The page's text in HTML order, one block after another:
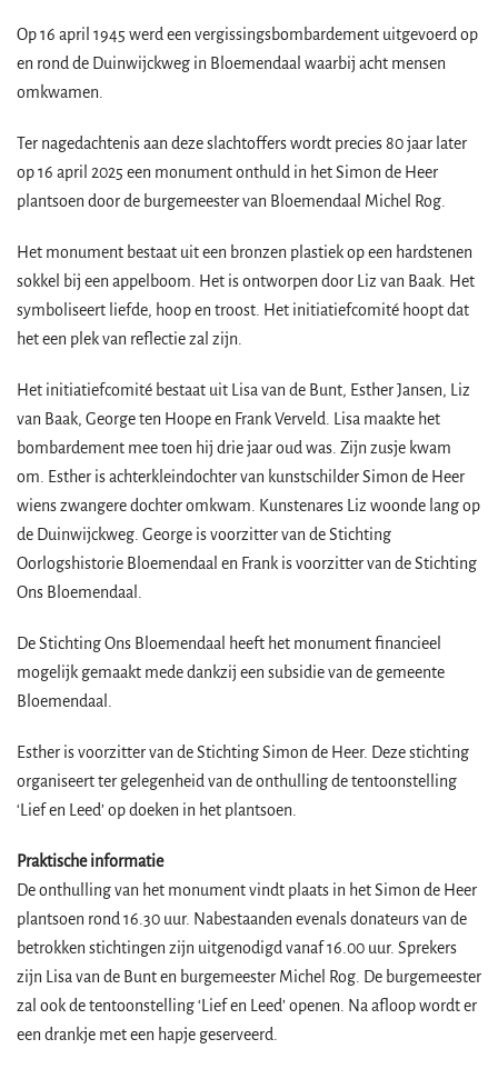
APRIL
Op 16 april 1945 werd een vergissingsbombardement uitgevoerd op
en rond de Duinwijckweg in Bloemendaal waarbij acht mensen
omkwamen.
Ter nagedachtenis aan deze slachtoffers wordt precies 80 jaar later
op 16 april 2025 een monument onthuld in het Simon de Heer
plantsoen door de burgemeester van Bloemendaal Michel Rog.
Het monument bestaat uit een bronzen plastiek op een hardstenen
sokkel bij een appelboom. Het is ontworpen door Liz van Baak. Het
symboliseert liefde, hoop en troost. Het initiatiefcomité hoopt dat
het een plek van reflectie zal zijn.
Het initiatiefcomité bestaat uit Lisa van de Bunt, Esther Jansen, Liz
van Baak, George ten Hoope en Frank Verveld. Lisa maakte het
bombardement mee toen hij drie jaar oud was. Zijn zusje kwam
om. Esther is achterkleindochter van kunstschilder Simon de Heer
wiens zwangere dochter omkwam. Kunstenares Liz woonde lang op
de Duinwijckweg. George is voorzitter van de Stichting
Oorlogshistorie Bloemendaal en Frank is voorzitter van de Stichting
Ons Bloemendaal.
De Stichting Ons Bloemendaal heeft het monument financieel
mogelijk gemaakt mede dankzij een subsidie van de gemeente
Bloemendaal.
Esther is voorzitter van de Stichting Simon de Heer. Deze stichting
organiseert ter gelegenheid van de onthulling de tentoonstelling
‘Lief en Leed’ op doeken in het plantsoen.
Praktische informatie
De onthulling van het monument vindt plaats in het Simon de Heer
plantsoen rond 16.30 uur. Nabestaanden evenals donateurs van de
betrokken stichtingen zijn uitgenodigd vanaf 16.00 uur. Sprekers
zijn Lisa van de Bunt en burgemeester Michel Rog. De burgemeester
zal ook de tentoonstelling ‘Lief en Leed’ openen. Na afloop wordt er
een drankje met een hapje geserveerd.